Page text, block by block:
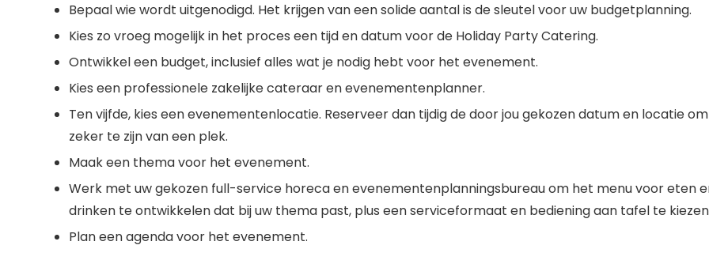
Bepaal wie wordt uitgenodigd. Het krijgen van een solide aantal is de sleutel voor uw budgetplanning.
Kies zo vroeg mogelijk in het proces een tijd en datum voor de Holiday Party Catering.
Ontwikkel een budget, inclusief alles wat je nodig hebt voor het evenement.
Kies een professionele zakelijke cateraar en evenementenplanner.
Ten vijfde, kies een evenementenlocatie. Reserveer dan tijdig de door jou gekozen datum en locatie om
zeker te zijn van een plek.
Maak een thema voor het evenement.
Werk met uw gekozen full-service horecaen evenementenplanningsbureau om het menu voor eten
drinken te ontwikkelen dat bij uw thema past, plus een serviceformaat en bediening aan tafel te
Plan een agenda voor het evenement.